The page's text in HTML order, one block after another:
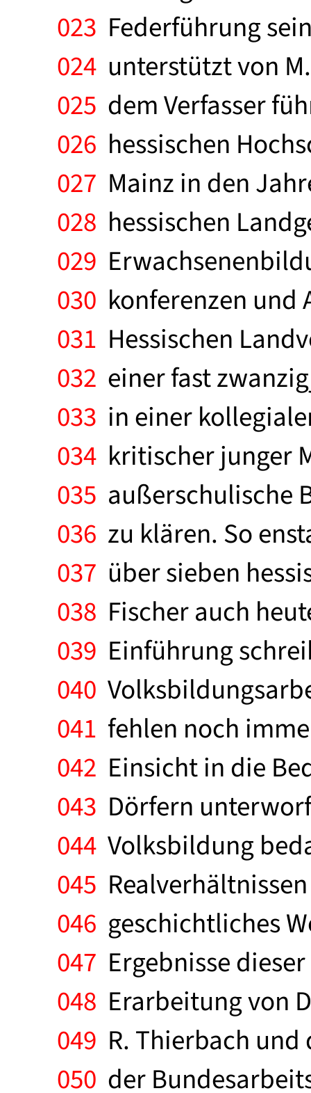
023 Federführung
024 unterstützt von
025 dem Verfasser
026 hessischen
027 Mainz in den
028 hessischen
029
030 konferenzen und
031 Hessischen
032 einer fast
033 in einer
034 kritischer junger
035 außerschulische
036 zu klären. So
037 über sieben
038 Fischer auch
039 Einführung
040
041 fehlen noch
042 Einsicht in die
043 Dörfern
044 Volksbildung
045
046 geschichtliches
047 Ergebnisse
048 Erarbeitung von
049 R. Thierbach
050 der